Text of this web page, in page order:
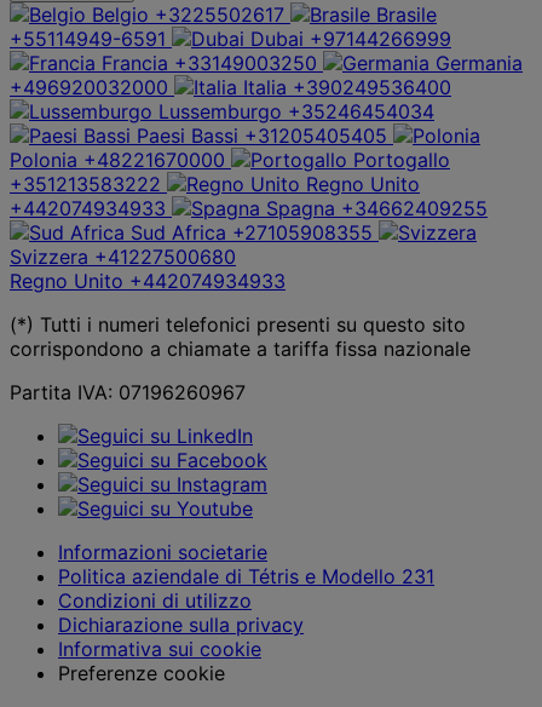
Belgio +3225502617
Brasile
+55114949-6591
Dubai +97144266999
Francia +33149003250
Germania
+496920032000
Italia +390249536400
Lussemburgo +35246454034
Paesi Bassi +31205405405
Polonia +48221670000
Portogallo
+351213583222
Regno Unito
+442074934933
Spagna +34662409255
Sud Africa +27105908355
Svizzera +41227500680
Regno Unito +442074934933
(*) Tutti i numeri telefonici presenti su questo sito
corrispondono a chiamate a tariffa fissa nazionale
Partita IVA: 07196260967
Informazioni societarie
Politica aziendale di Tétris e Modello 231
Condizioni di utilizzo
Dichiarazione sulla privacy
Informativa sui cookie
Preferenze cookie